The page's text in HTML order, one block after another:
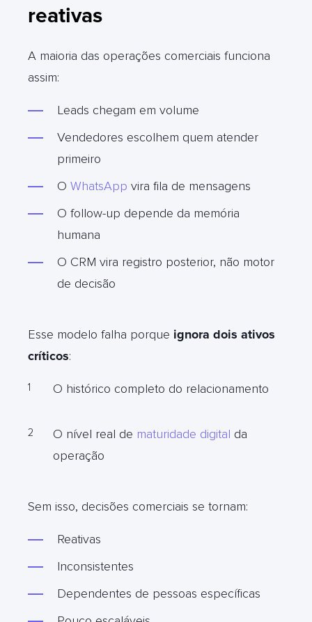
reativas
A maioria das operações comerciais funciona
assim:
Leads chegam em volume
Vendedores escolhem quem atender
primeiro
O WhatsApp vira fila de mensagens
O follow-up depende da memória
humana
O CRM vira registro posterior, não motor
de decisão
Esse modelo falha porque ignora dois ativos
críticos:
O histórico completo do relacionamento
O nível real de maturidade digital da
operação
Sem isso, decisões comerciais se tornam:
Reativas
Inconsistentes
Dependentes de pessoas específicas